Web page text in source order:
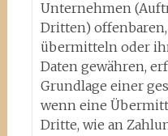
Unternehmen
Dritten) offenbaren,
übermitteln oder
Daten gewähren,
Grundlage einer
wenn eine
Dritte, wie an